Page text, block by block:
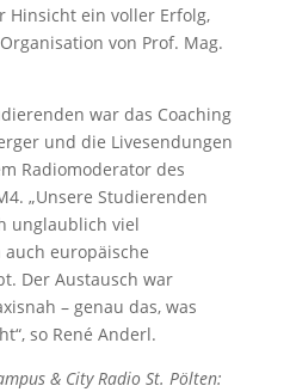
Hinsicht ein voller Erfolg,
von Prof. Mag.
war das Coaching
und die Livesendungen
Radiomoderator des
„Unsere Studierenden
unglaublich viel
europäische
Der Austausch war
– genau das, was
so René Anderl.
& City Radio St. Pölten: